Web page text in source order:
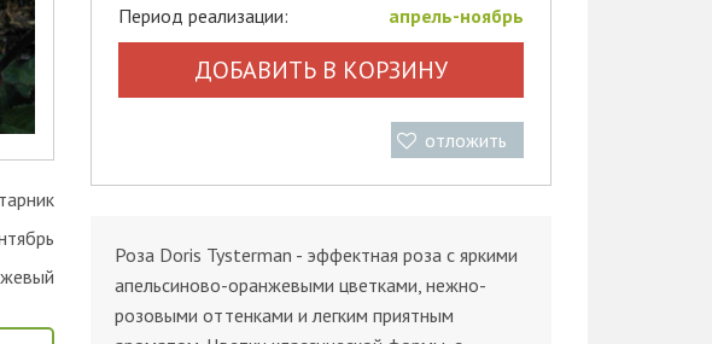
Период реализации: апрель-ноябрь
ДОБАВИТЬ В КОРЗИНУ
отложить
Роза Doris Tysterman - эффектная роза с яркими
апельсиново-оранжевыми цветками, нежно-
розовыми оттенками и легким приятным